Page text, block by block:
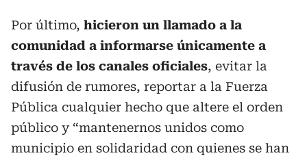
Por último, hicieron un llamado a la
comunidad a informarse únicamente a
través de los canales oficiales, evitar la
difusión de rumores, reportar a la Fuerza
Pública cualquier hecho que altere el orden
público y “mantenernos unidos como
municipio en solidaridad con quienes se han